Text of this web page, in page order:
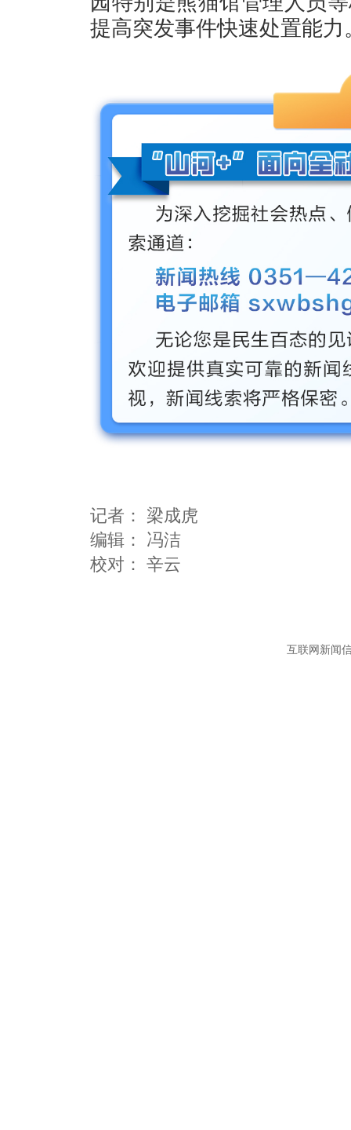
提高突发事件快速处置能力
记者： 梁成虎
编辑： 冯洁
互联网新闻